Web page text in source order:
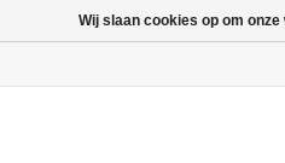
Wij slaan cookies op om